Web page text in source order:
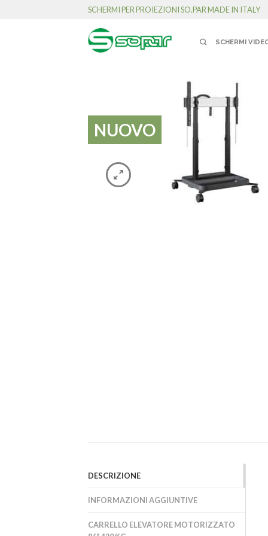
SCHERMI PER PROIEZIONI SO.PAR MADE IN ITALY
SCHERMI
NUOVO
DESCRIZIONE
INFORMAZIONI AGGIUNTIVE
CARRELLO ELEVATORE MOTORIZZATO